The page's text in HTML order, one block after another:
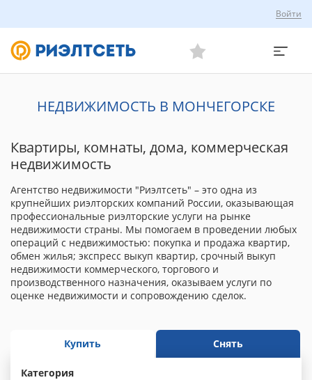
Войти
НЕДВИЖИМОСТЬ В МОНЧЕГОРСКЕ
Квартиры, комнаты, дома, коммерческая
недвижимость
Агентство недвижимости "Риэлтсеть" – это одна из
крупнейших риэлторских компаний России, оказывающая
профессиональные риэлторские услуги на рынке
недвижимости страны. Мы помогаем в проведении любых
операций с недвижимостью: покупка и продажа квартир,
обмен жилья; экспресс выкуп квартир, срочный выкуп
недвижимости коммерческого, торгового и
производственного назначения, оказываем услуги по
оценке недвижимости и сопровождению сделок.
Купить Снять
Категория